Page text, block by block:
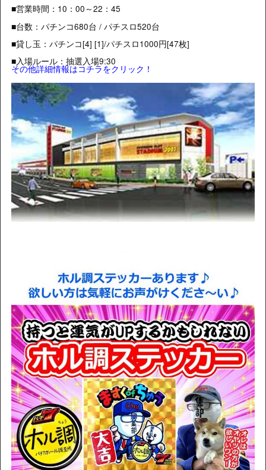
■営業時間：10：00～22：45
■台数：パチンコ680台 / パチスロ520台
■貸し玉：パチンコ[4] [1]/パチスロ1000円[47枚]
■入場ルール：抽選入場9:30
その他詳細情報はコチラをクリック！